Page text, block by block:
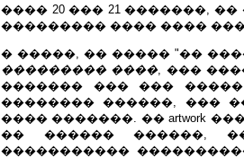
���� 20 ��� 21 �������,
��������� ���� ����
� �����, �� ����� "��
��������� ����, ���
������� ��� ���
�������� ������, ���
���� �������. �� artwork
�� ������ ������,
�����������